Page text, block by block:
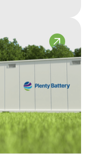
die duurzame
aan een